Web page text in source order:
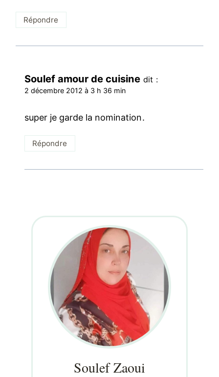
Répondre
Soulef amour de cuisine dit :
2 décembre 2012 à 3 h 36 min
super je garde la nomination.
Répondre
Soulef Zaoui